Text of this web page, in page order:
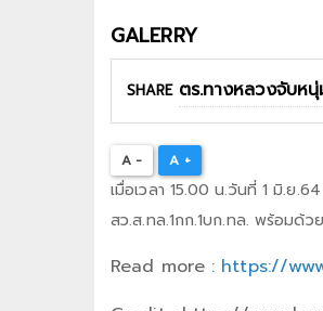
GALERRY
SHARE
A - A +
เมื่อเวลา 15.00 น.วันที่ 1 มิ.ย
สว.ส.ทล.1กก.1บก.ทล. พร้อมด้ว
Read more : https://